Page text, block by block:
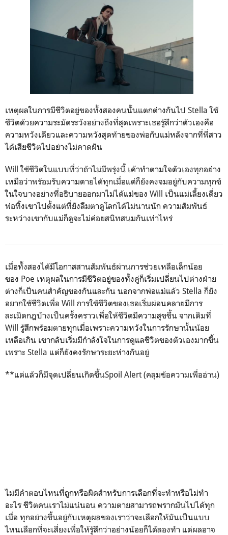
เหตุผลในการมีชีวิตอยู่ของทั้งสองคนนั้นแตกต่างกันไป Stellaใช้
ชีวิตด้วยความระมัดระวังอย่างถึงที่สุดเพราะเธอรู้สึกว่าตัวเองคือ
ความหวังเดียวและความหวังสุดท้ายของพ่อกับแม่หลังจากที่พี่สาว
ได้เสียชีวิตไปอย่างไม่คาดฝัน
Willใช้ชีวิตในแบบที่ว่าถ้าไม่มีพรุ่งนี้ เค้าทำตามใจตัวเองทุกอย่าง
เหมือว่าพร้อมรับความตายได้ทุกเมื่อแต่ก็ยังคงจมอยู่กับความทุกข์
ในใจบางอย่างที่อธิบายออกมาไม่ได้แม่ของ Will เป็นแม่เลี้ยงเดี่ยว
พ่อทิ้งเขาไปตั้งแต่ที่ยังลืมตาดูโลกได้ไม่นานนัก ความสัมพันธ์
ระหว่างเขากับแม่ก็ดูจะไม่ค่อยสนิทสนมกันเท่าไหร่
เมื่อทั้งสองได้มีโอกาสสานสัมพันธ์ผ่านการช่วยเหลือเล็กน้อย
ของ Poe เหตุผลในการมีชีวิตอยู่ของทั้งคู่ก็เริ่มเปลี่ยนไปต่างฝ่าย
ต่างก็เป็นคนสำคัญของกันและกัน นอกจากพ่อแม่แล้ว Stella ก็ยัง
อยากใช้ชีวิตเพื่อ Will การใช้ชีวิตของเธอเริ่มผ่อนคลายมีการ
ละเมิดกฎบ้างเป็นครั้งคราวเพื่อให้ชีวิตมีความสุขขึ้น จากเดิมที่
Will รู้สึกพร้อมตายทุกเมื่อเพราะความหวังในการรักษานั้นน้อย
เหลือเกิน เขากลับเริ่มมีกำลังใจในการดูแลชีวิตของตัวเองมากขึ้น
เพราะ Stella แต่ก็ยังคงรักษาระยะห่างกันอยู่
**แต่แล้วก็มีจุดเปลี่ยนเกิดขึ้นSpoil Alert (คลุมข้อความเพื่ออ่าน)
ไม่มีคำตอบไหนที่ถูกหรือผิดสำหรับการเลือกที่จะทำหรือไม่ทำ
อะไร ชีวิตคนเราไม่แน่นอน ความตายสามารถพรากมันไปได้ทุก
เมื่อ ทุกอย่างขึ้นอยู่กับเหตุผลของเราว่าจะเลือกให้มันเป็นแบบ
ไหนเลือกที่จะเสี่ยงเพื่อให้รู้สึกว่าอย่างน้อยก็ได้ลองทำ แต่ผลอาจ